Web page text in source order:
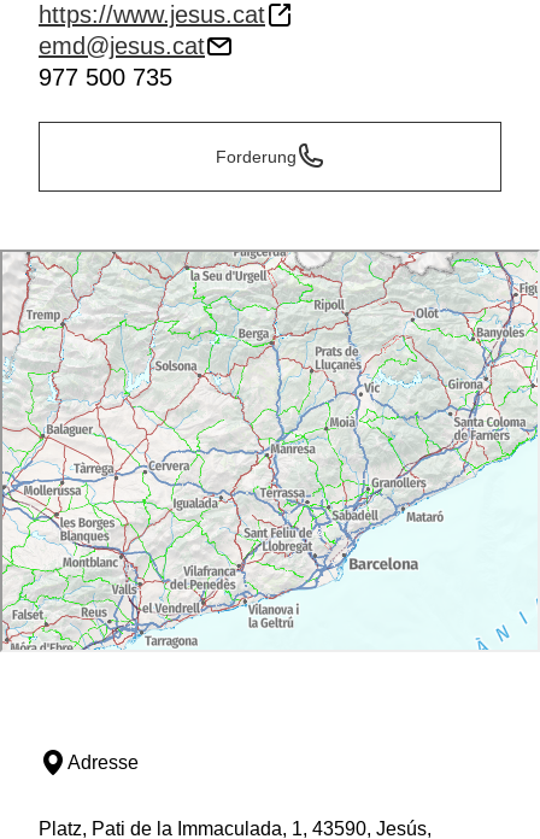
https://www.jesus.cat
emd@jesus.cat
977 500 735
Forderung
Adresse
Platz, Pati de la Immaculada, 1, 43590, Jesús,